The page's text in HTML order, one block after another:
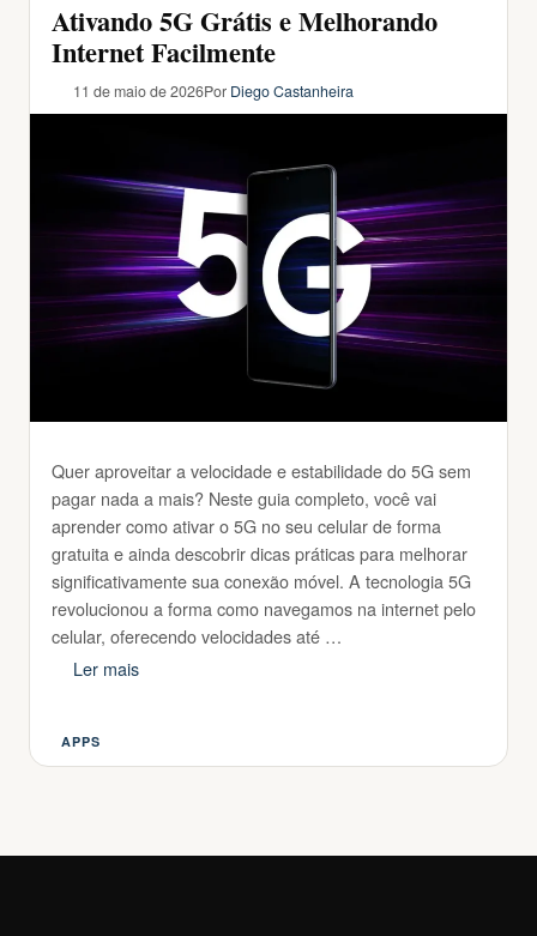
Ativando 5G Grátis e Melhorando
Internet Facilmente
11 de maio de 2026Por Diego Castanheira
Quer aproveitar a velocidade e estabilidade do 5G sem
pagar nada a mais? Neste guia completo, você vai
aprender como ativar o 5G no seu celular de forma
gratuita e ainda descobrir dicas práticas para melhorar
significativamente sua conexão móvel. A tecnologia 5G
revolucionou a forma como navegamos na internet pelo
celular, oferecendo velocidades até …
Ler mais
Categorias
APPS